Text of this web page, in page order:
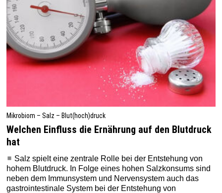
Mikrobiom – Salz – Blut(hoch)druck
Welchen Einfluss die Ernährung auf den Blutdruck
hat
Salz spielt eine zentrale Rolle bei der Entstehung von
hohem Blutdruck. In Folge eines hohen Salzkonsums sind
neben dem Immunsystem und Nervensystem auch das
gastrointestinale System bei der Entstehung von